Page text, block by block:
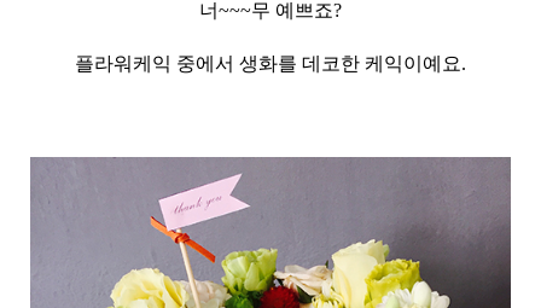
너~~~무 예쁘죠?
플라워케익 중에서 생화를 데코한 케익이예요.